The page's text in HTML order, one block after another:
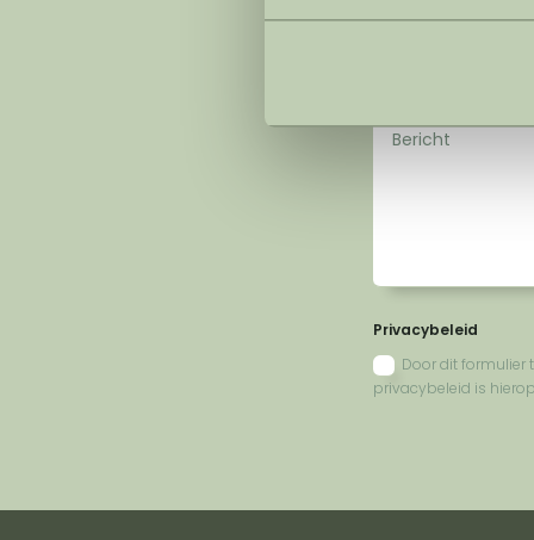
Privacybeleid
Door dit formulier
privacybeleid is